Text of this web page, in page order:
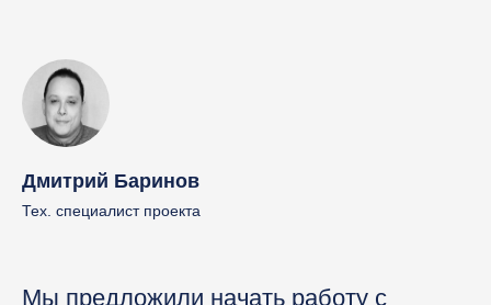
Дмитрий Баринов
Тех. специалист проекта
Мы предложили начать работу с